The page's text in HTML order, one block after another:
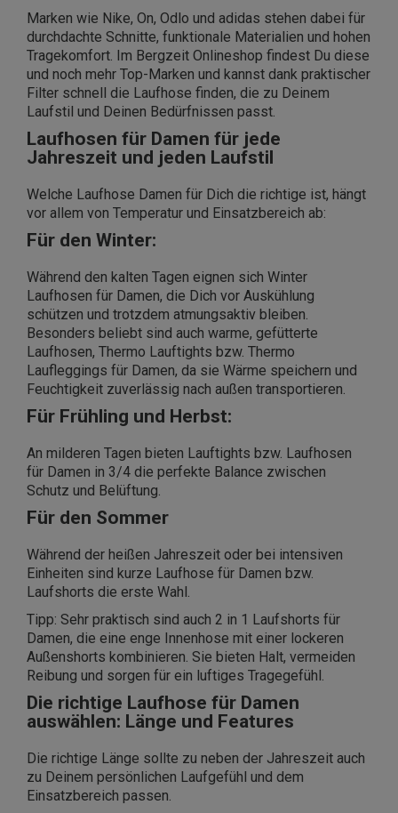
Marken wie Nike, On, Odlo und adidas stehen dabei für
durchdachte Schnitte, funktionale Materialien und hohen
Tragekomfort. Im Bergzeit Onlineshop findest Du diese
und noch mehr Top-Marken und kannst dank praktischer
Filter schnell die Laufhose finden, die zu Deinem
Laufstil und Deinen Bedürfnissen passt.
Laufhosen für Damen für jede
Jahreszeit und jeden Laufstil
Welche Laufhose Damen für Dich die richtige ist, hängt
vor allem von Temperatur und Einsatzbereich ab:
Für den Winter:
Während den kalten Tagen eignen sich Winter
Laufhosen für Damen, die Dich vor Auskühlung
schützen und trotzdem atmungsaktiv bleiben.
Besonders beliebt sind auch warme, gefütterte
Laufhosen, Thermo Lauftights bzw. Thermo
Laufleggings für Damen, da sie Wärme speichern und
Feuchtigkeit zuverlässig nach außen transportieren.
Für Frühling und Herbst:
An milderen Tagen bieten Lauftights bzw. Laufhosen
für Damen in 3/4 die perfekte Balance zwischen
Schutz und Belüftung.
Für den Sommer
Während der heißen Jahreszeit oder bei intensiven
Einheiten sind kurze Laufhose für Damen bzw.
Laufshorts die erste Wahl.
Tipp: Sehr praktisch sind auch 2 in 1 Laufshorts für
Damen, die eine enge Innenhose mit einer lockeren
Außenshorts kombinieren. Sie bieten Halt, vermeiden
Reibung und sorgen für ein luftiges Tragegefühl.
Die richtige Laufhose für Damen
auswählen: Länge und Features
Die richtige Länge sollte zu neben der Jahreszeit auch
zu Deinem persönlichen Laufgefühl und dem
Einsatzbereich passen.